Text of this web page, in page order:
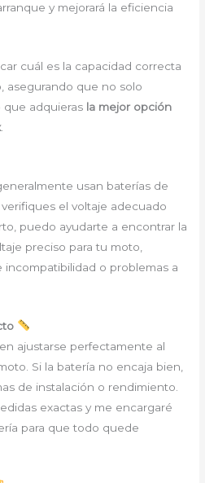
y mejorará la eficiencia
cuál es la capacidad correcta
asegurando que no solo
que adquieras la mejor opción
.
usan baterías de
verifiques el voltaje adecuado
puedo ayudarte a encontrar la
preciso para tu moto,
o problemas a
ajustarse perfectamente al
Si la batería no encaja bien,
de instalación o rendimiento.
exactas y me encargaré
para que todo quede